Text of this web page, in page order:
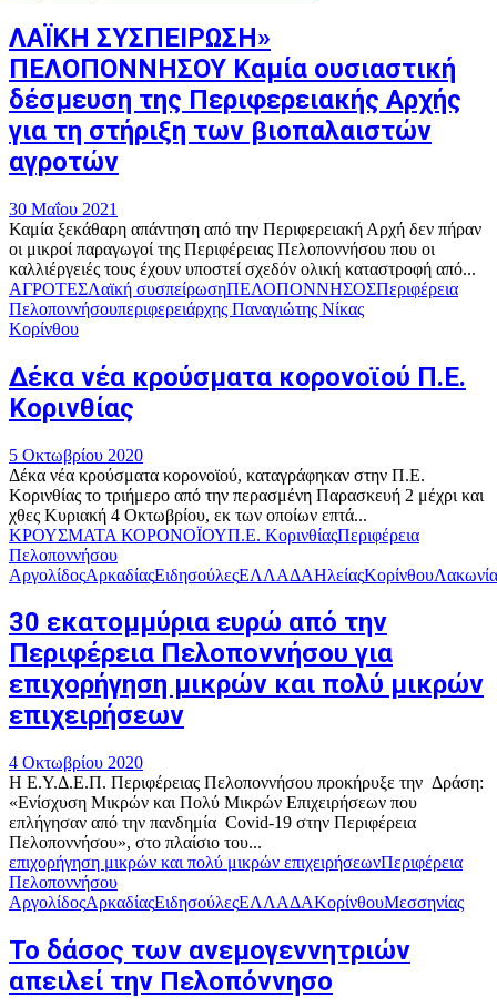
ΛΑΪΚΗ ΣΥΣΠΕΙΡΩΣΗ»
ΠΕΛΟΠΟΝΝΗΣΟΥ Καμία ουσιαστική
δέσμευση της Περιφερειακής Αρχής
για τη στήριξη των βιοπαλαιστών
αγροτών
30 Μαΐου 2021
Καμία ξεκάθαρη απάντηση από την Περιφερειακή Αρχή δεν πήραν
οι μικροί παραγωγοί της Περιφέρειας Πελοποννήσου που οι
καλλιέργειές τους έχουν υποστεί σχεδόν ολική καταστροφή από...
ΑΓΡΟΤΕΣΛαϊκή συσπείρωσηΠΕΛΟΠΟΝΝΗΣΟΣΠεριφέρεια
Πελοποννήσουπεριφερειάρχης Παναγιώτης Νίκας
Κορίνθου
Δέκα νέα κρούσματα κορονοϊού Π.Ε.
Κορινθίας
5 Οκτωβρίου 2020
Δέκα νέα κρούσματα κορονοϊού, καταγράφηκαν στην Π.Ε.
Κορινθίας το τριήμερο από την περασμένη Παρασκευή 2 μέχρι και
χθες Κυριακή 4 Οκτωβρίου, εκ των οποίων επτά...
ΚΡΟΥΣΜΑΤΑ ΚΟΡΟΝΟΪΟΥΠ.Ε. ΚορινθίαςΠεριφέρεια
Πελοποννήσου
ΑργολίδοςΑρκαδίαςΕιδησούλεςΕΛΛΑΔΑΗλείαςΚορίνθου
30 εκατομμύρια ευρώ από την
Περιφέρεια Πελοποννήσου για
επιχορήγηση μικρών και πολύ μικρών
επιχειρήσεων
4 Οκτωβρίου 2020
Η Ε.Υ.Δ.Ε.Π. Περιφέρειας Πελοποννήσου προκήρυξε την Δράση:
«Ενίσχυση Μικρών και Πολύ Μικρών Επιχειρήσεων που
επλήγησαν από την πανδημία Covid-19 στην Περιφέρεια
Πελοποννήσου», στο πλαίσιο του...
επιχορήγηση μικρών και πολύ μικρών επιχειρήσεωνΠεριφέρεια
Πελοποννήσου
ΑργολίδοςΑρκαδίαςΕιδησούλεςΕΛΛΑΔΑΚορίνθουΜεσσηνίας
Το δάσος των ανεμογεννητριών
απειλεί την Πελοπόννησο